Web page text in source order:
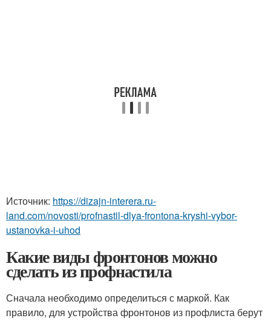
Источник: https://dizajn-interera.ru-
land.com/novosti/profnastil-dlya-frontona-kryshi-vybor-
ustanovka-i-uhod
Какие виды фронтонов можно
сделать из профнастила
Сначала необходимо определиться с маркой. Как
правило, для устройства фронтонов из профлиста берут